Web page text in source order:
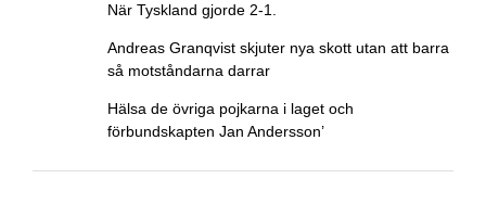
När Tyskland gjorde 2-1.
Andreas Granqvist skjuter nya skott utan att barra
så motståndarna darrar
Hälsa de övriga pojkarna i laget och
förbundskapten Jan Andersson’